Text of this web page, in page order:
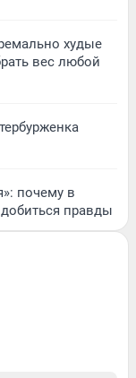
худые
вес любой
почему в
правды